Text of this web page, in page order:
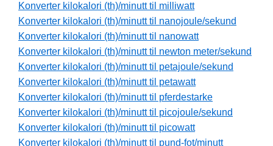
Konverter kilokalori (th)/minutt til milliwatt
Konverter kilokalori (th)/minutt til nanojoule/sekund
Konverter kilokalori (th)/minutt til nanowatt
Konverter kilokalori (th)/minutt til newton meter/sekund
Konverter kilokalori (th)/minutt til petajoule/sekund
Konverter kilokalori (th)/minutt til petawatt
Konverter kilokalori (th)/minutt til pferdestarke
Konverter kilokalori (th)/minutt til picojoule/sekund
Konverter kilokalori (th)/minutt til picowatt
Konverter kilokalori (th)/minutt til pund-fot/minutt